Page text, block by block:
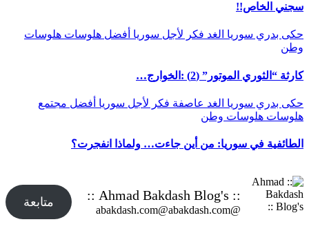
سجني الخاص!!
حكى بدري سوريا الغد فكر لأجل سوريا أفضل هلوسات هلوسات
وطن
كارثة “الثوري الموتور” (2) :الخوارج…
حكى بدري سوريا الغد عاصفة فكر لأجل سوريا أفضل مجتمع
هلوسات هلوسات وطن
الطائفية في سوريا: من أين جاءت… ولماذا انفجرت؟
:: Ahmad Bakdash Blog's ::
@abakdash.com@abakdash.com
متابعة